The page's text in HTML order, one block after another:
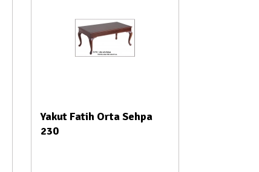
Yakut Fatih Orta Sehpa
230